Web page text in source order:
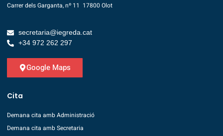
Carrer dels Garganta, nº 11 17800 Olot
secretaria@iegreda.cat
+34 972 262 297
Google Maps
Cita
Demana cita amb Administració
Demana cita amb Secretaria